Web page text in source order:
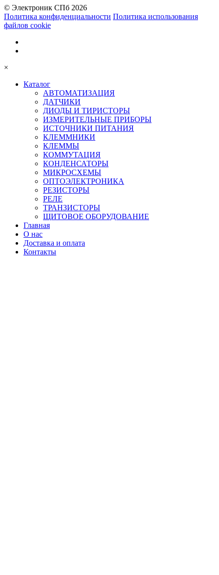
© Электроник СПб 2026
Политика конфиденциальности Политика использования
файлов cookie
×
Каталог
АВТОМАТИЗАЦИЯ
ДАТЧИКИ
ДИОДЫ И ТИРИСТОРЫ
ИЗМЕРИТЕЛЬНЫЕ ПРИБОРЫ
ИСТОЧНИКИ ПИТАНИЯ
КЛЕММНИКИ
КЛЕММЫ
КОММУТАЦИЯ
КОНДЕНСАТОРЫ
МИКРОСХЕМЫ
ОПТОЭЛЕКТРОНИКА
РЕЗИСТОРЫ
РЕЛЕ
ТРАНЗИСТОРЫ
ЩИТОВОЕ ОБОРУДОВАНИЕ
Главная
О нас
Доставка и оплата
Контакты